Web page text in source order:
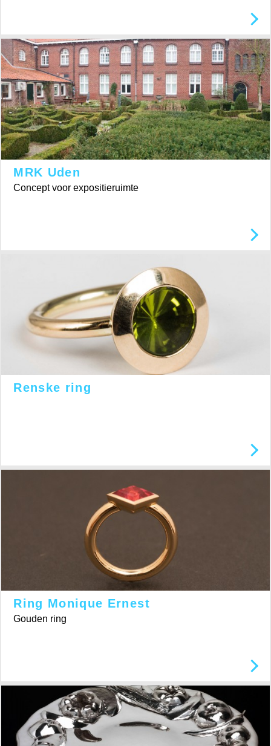
MRK Uden
Concept voor expositieruimte
Renske ring
Ring Monique Ernest
Gouden ring